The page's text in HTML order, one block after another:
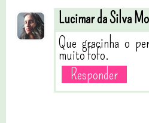
Lucimar da Silva
Que gracinha o
muito fofo.
Responder